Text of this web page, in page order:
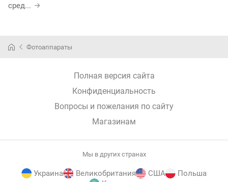
сред...
Фотоаппараты
Полная версия сайта
Конфиденциальность
Вопросы и пожелания по сайту
Магазинам
Мы в других странах
Украина Великобритания США
Польша